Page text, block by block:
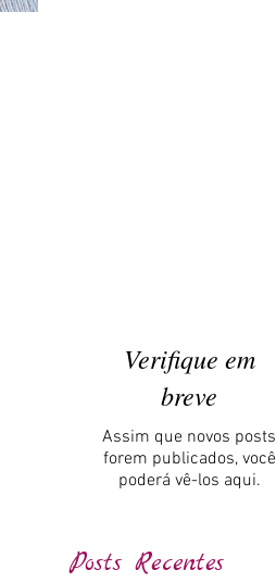
Verifique em
breve
Assim que novos posts
forem publicados, você
poderá vê-los aqui.
Posts Recentes